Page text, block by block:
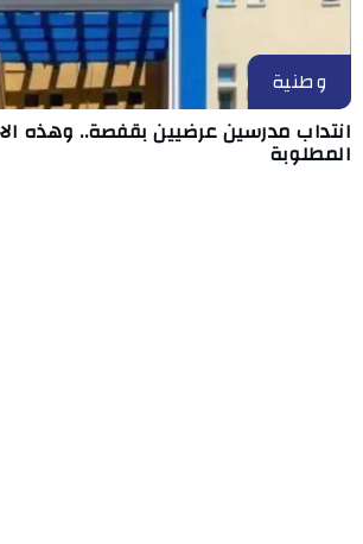
وطنية
انتداب مدرسين عرضيين بقفصة.. وهذه
المطلوبة